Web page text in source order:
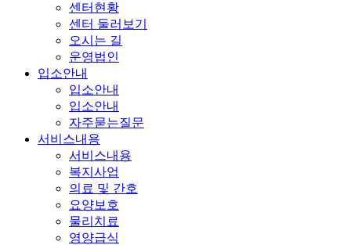
센터현황
센터 둘러보기
오시는 길
운영법인
입소안내
입소안내
입소안내
자주묻는질문
서비스내용
서비스내용
복지사업
의료 및 간호
요양보호
물리치료
영양급식